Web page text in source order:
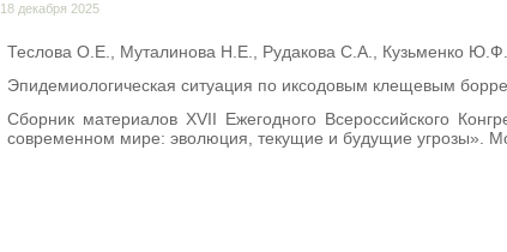
18 декабря 2025
Теслова О.Е., Муталинова Н.Е., Рудакова С.А., Кузьменко
Эпидемиологическая ситуация по иксодовым клещевым
Сборник материалов XVII Ежегодного Всероссийского
современном мире: эволюция, текущие и будущие угрозы».